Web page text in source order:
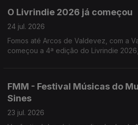
O Livrindie 2026 já começou
24 jul. 2026
Fomos até Arcos de Valdevez, com a
começou a 4ª edição do Livrindie
FMM - Festival Músicas do
Sines
23 jul. 2026